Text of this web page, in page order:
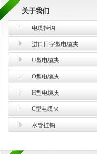
关于我们
电缆挂钩
进口日字型电缆夹
U型电缆夹
O型电缆夹
H型电缆夹
C型电缆夹
水管挂钩